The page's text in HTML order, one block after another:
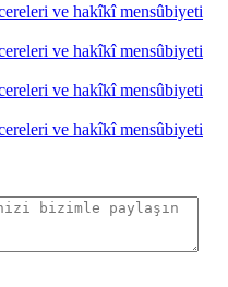
ve hakîkî mensûbiyeti
ve hakîkî mensûbiyeti
ve hakîkî mensûbiyeti
ve hakîkî mensûbiyeti